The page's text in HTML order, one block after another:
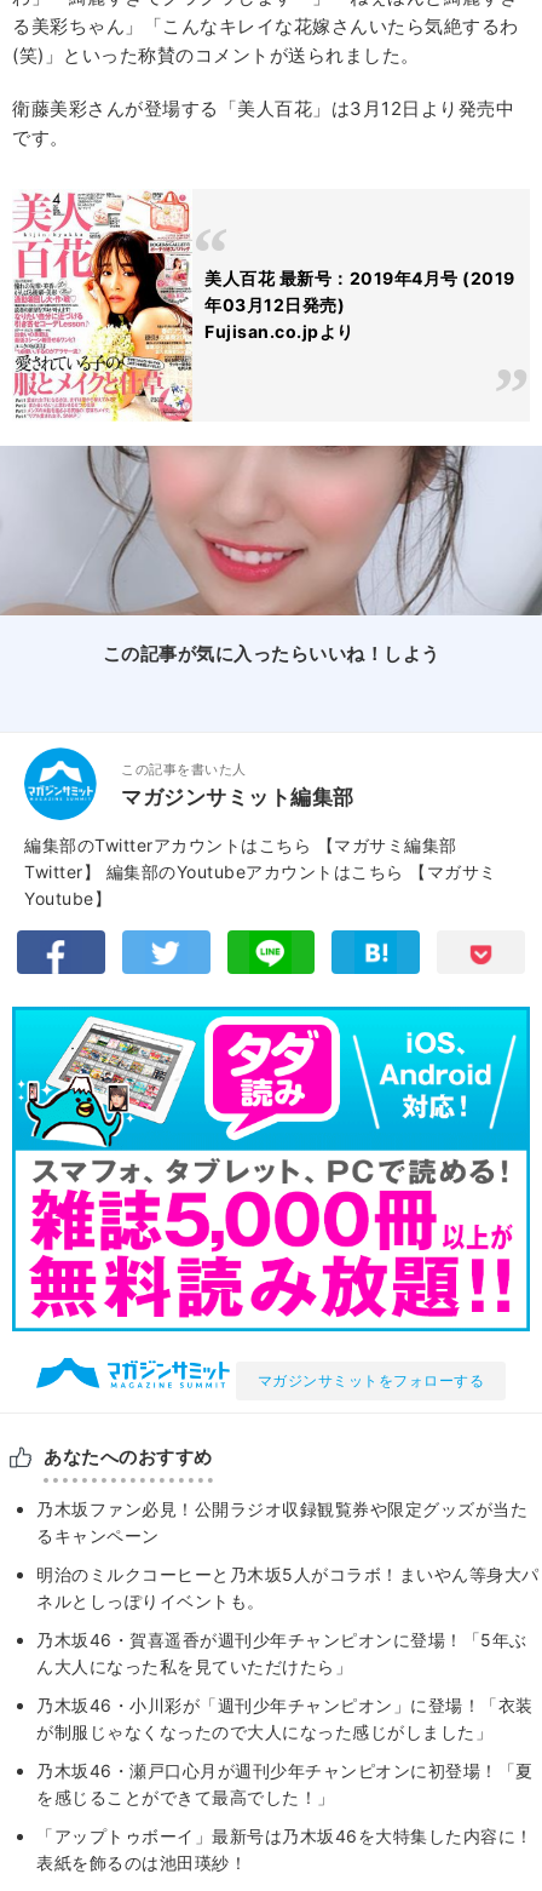
る美彩ちゃん」「こんなキレイな花嫁さんいたら気絶するわ
(笑)」といった称賛のコメントが送られました。
衛藤美彩さんが登場する「美人百花」は3月12日より発売中
です。
美人百花 最新号：2019年4月号 (2019
年03月12日発売)
Fujisan.co.jpより
この記事が気に入ったらいいね！しよう
この記事を書いた人
マガジンサミット編集部
編集部のTwitterアカウントはこちら
【マガサミ編集部
Twitter】
編集部のYoutubeアカウントはこちら
【マガサミ
Youtube】
マガジンサミットをフォローする
あなたへのおすすめ
乃木坂ファン必見！公開ラジオ収録観覧券や限定グッズが当た
るキャンペーン
明治のミルクコーヒーと乃木坂5人がコラボ！まいやん等身大パ
ネルとしっぽりイベントも。
乃木坂46・賀喜遥香が週刊少年チャンピオンに登場！「5年ぶ
ん大人になった私を見ていただけたら」
乃木坂46・小川彩が「週刊少年チャンピオン」に登場！「衣装
が制服じゃなくなったので大人になった感じがしました」
乃木坂46・瀬戸口心月が週刊少年チャンピオンに初登場！「夏
を感じることができて最高でした！」
「アップトゥボーイ」最新号は乃木坂46を大特集した内容に！
表紙を飾るのは池田瑛紗！